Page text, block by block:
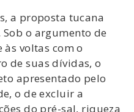
a proposta tucana
o argumento de
voltas com o
de suas dívidas, o
apresentado pelo
o de excluir a
do pré-sal, riqueza